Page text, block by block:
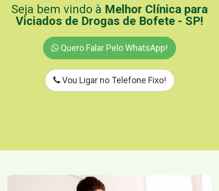
Seja bem vindo à Melhor Clínica para
Viciados de Drogas de Bofete - SP!
Quero Falar Pelo WhatsApp!
Vou Ligar no Telefone Fixo!